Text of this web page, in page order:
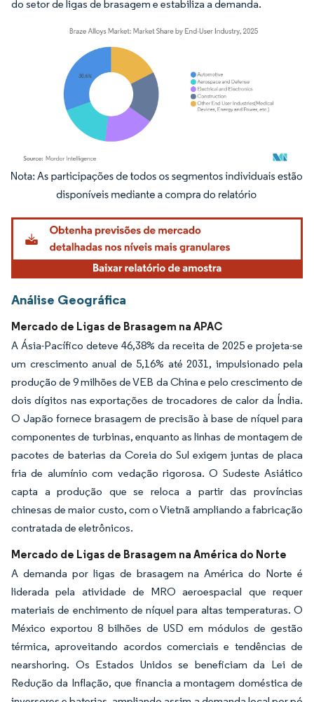
do setor de ligas de brasagem e estabiliza a demanda.
Imagem © Mordor Intelligence. O reuso requer atribuição conforme CC BY 4.0.
Análise Geográfica
Mercado de Ligas de Brasagem na APAC
A Ásia-Pacífico deteve 46,38% da receita de 2025 e projeta-se
um crescimento anual de 5,16% até 2031, impulsionado pela
produção de 9 milhões de VEB da China e pelo crescimento de
dois dígitos nas exportações de trocadores de calor da Índia.
O Japão fornece brasagem de precisão à base de níquel para
componentes de turbinas, enquanto as linhas de montagem de
pacotes de baterias da Coreia do Sul exigem juntas de placa
fria de alumínio com vedação rigorosa. O Sudeste Asiático
capta a produção que se reloca a partir das províncias
chinesas de maior custo, com o Vietnã ampliando a fabricação
contratada de eletrônicos.
Mercado de Ligas de Brasagem na América do Norte
A demanda por ligas de brasagem na América do Norte é
liderada pela atividade de MRO aeroespacial que requer
materiais de enchimento de níquel para altas temperaturas. O
México exportou 8 bilhões de USD em módulos de gestão
térmica, aproveitando acordos comerciais e tendências de
nearshoring. Os Estados Unidos se beneficiam da Lei de
Redução da Inflação, que financia a montagem doméstica de